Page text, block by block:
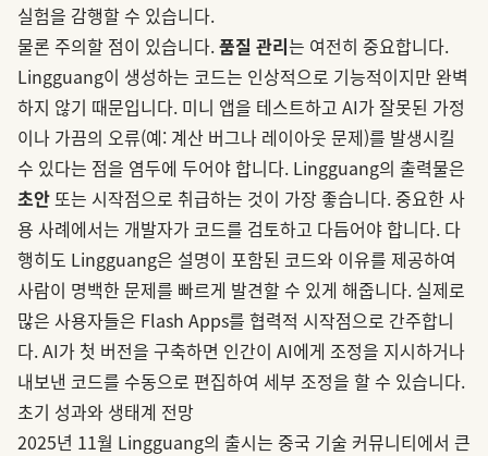
실험을 감행할 수 있습니다.
물론 주의할 점이 있습니다.품질 관리는 여전히 중요합니다.
Lingguang이 생성하는 코드는 인상적으로 기능적이지만 완벽
하지 않기 때문입니다. 미니 앱을 테스트하고 AI가 잘못된 가정
이나 가끔의 오류(예: 계산 버그나 레이아웃 문제)를 발생시킬
수 있다는 점을 염두에 두어야 합니다. Lingguang의 출력물은
초안또는 시작점으로 취급하는 것이 가장 좋습니다. 중요한 사
용 사례에서는 개발자가 코드를 검토하고 다듬어야 합니다. 다
행히도 Lingguang은 설명이 포함된 코드와 이유를 제공하여
사람이 명백한 문제를 빠르게 발견할 수 있게 해줍니다. 실제로
많은 사용자들은 Flash Apps를 협력적 시작점으로 간주합니
다. AI가 첫 버전을 구축하면 인간이 AI에게 조정을 지시하거나
내보낸 코드를 수동으로 편집하여 세부 조정을 할 수 있습니다.
초기 성과와 생태계 전망
2025년 11월 Lingguang의 출시는 중국 기술 커뮤니티에서 큰